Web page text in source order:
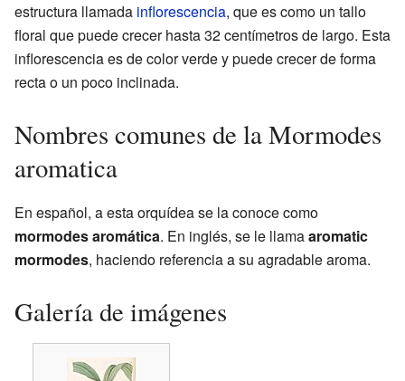
estructura llamada inflorescencia, que es como un tallo
floral que puede crecer hasta 32 centímetros de largo. Esta
inflorescencia es de color verde y puede crecer de forma
recta o un poco inclinada.
Nombres comunes de la Mormodes
aromatica
En español, a esta orquídea se la conoce como
mormodes aromática. En inglés, se le llamaaromatic
mormodes, haciendo referencia a su agradable aroma.
Galería de imágenes